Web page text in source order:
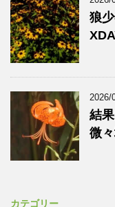
狼
2026/
結
微
カテゴリー